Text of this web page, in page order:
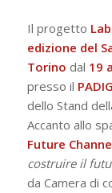
Il progetto
edizione del
Torino dal 19
presso il
dello Stand
Accanto allo
Future
costruire il
da Camera di